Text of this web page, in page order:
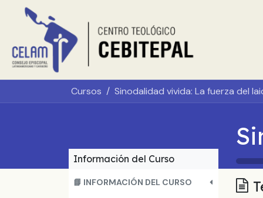
Ir al contenido
Cursos Sinodalidad vivida: La fuerza del
Información del Curso
📘 INFORMACIÓN DEL CURSO